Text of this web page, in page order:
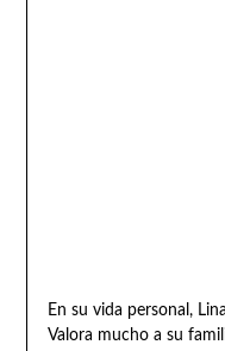
En su vida personal,
Valora mucho a su